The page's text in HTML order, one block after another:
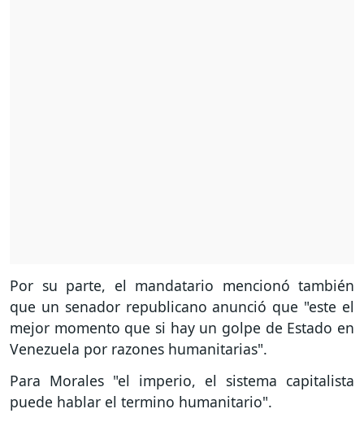
Por su parte, el mandatario mencionó también
que un senador republicano anunció que "este el
mejor momento que si hay un golpe de Estado en
Venezuela por razones humanitarias".
Para Morales "el imperio, el sistema capitalista
puede hablar el termino humanitario".